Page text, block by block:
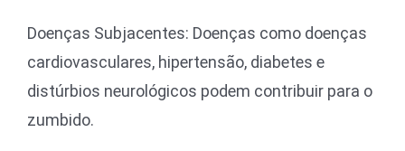
Doenças Subjacentes: Doenças como doenças
cardiovasculares, hipertensão, diabetes e
distúrbios neurológicos podem contribuir para o
zumbido.